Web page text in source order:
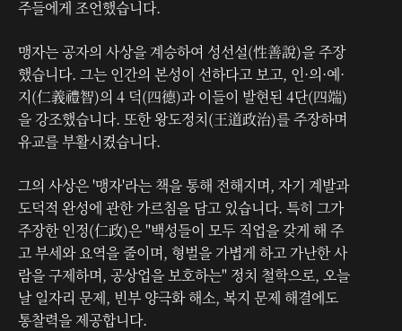
주들에게 조언했습니다.
맹자는 공자의 사상을 계승하여 성선설(性善說)을 주장
했습니다. 그는 인간의 본성이 선하다고 보고, 인·의·예·
지(仁義禮智)의 4 덕(四德)과 이들이 발현된 4단(四端)
을 강조했습니다. 또한 왕도정치(王道政治)를 주장하며
유교를 부활시켰습니다.
그의 사상은 '맹자'라는 책을 통해 전해지며, 자기 계발과
도덕적 완성에 관한 가르침을 담고 있습니다. 특히 그가
주장한 인정(仁政)은 "백성들이 모두 직업을 갖게 해 주
고 부세와 요역을 줄이며, 형벌을 가볍게 하고 가난한 사
람을 구제하며, 공상업을 보호하는" 정치 철학으로, 오늘
날 일자리 문제, 빈부 양극화 해소, 복지 문제 해결에도
통찰력을 제공합니다.